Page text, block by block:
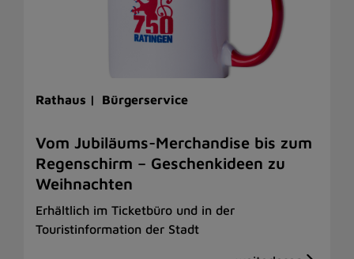
Rathaus | Bürgerservice
Vom Jubiläums-Merchandise bis zum
Regenschirm – Geschenkideen zu
Weihnachten
Erhältlich im Ticketbüro und in der
Touristinformation der Stadt